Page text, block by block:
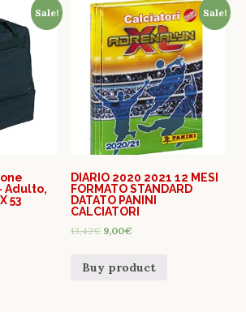
Sale!
Adulto,
53
Sale!
DIARIO 2020 2021 12 MESI
FORMATO STANDARD
DATATO PANINI
CALCIATORI
13,42€ 9,00€
Buy product